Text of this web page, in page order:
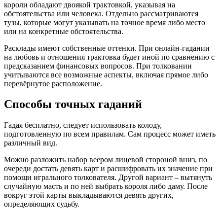
короли обладают двоякой трактовкой, указывая на
обстоятельства или человека. Отдельно рассматриваются
тузы, которые могут указывать на точное время либо место
или на конкретные обстоятельства.
Расклады имеют собственные оттенки. При онлайн-гадании
на любовь и отношения трактовка будет иной по сравнению с
предсказанием финансовых вопросов. При толковании
учитываются все возможные аспекты, включая прямое либо
перевёрнутое расположение.
Способы точных гаданий
Гадая бесплатно, следует использовать колоду,
подготовленную по всем правилам. Сам процесс может иметь
различный вид.
Можно разложить набор веером лицевой стороной вниз, по
очереди достать девять карт и расшифровать их значение при
помощи игрального толкователя. Другой вариант – вытянуть
случайную масть и по ней выбрать короля либо даму. После
вокруг этой карты выкладываются девять других,
определяющих судьбу.